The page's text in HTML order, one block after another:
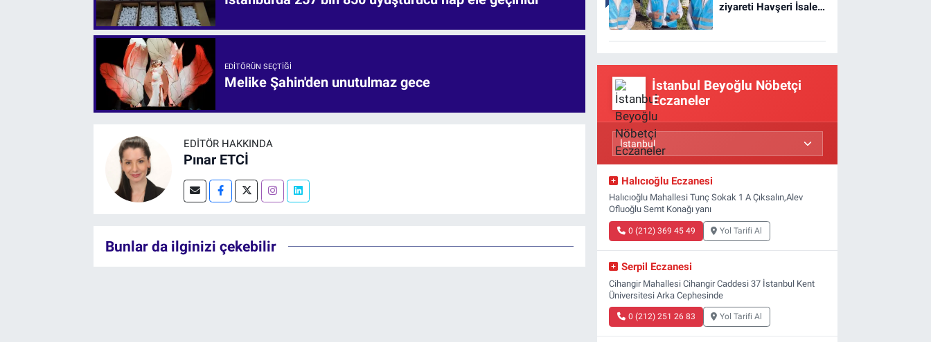
EDITÖRÜN SEÇTIĞI
Melike Şahin'den unutulmaz gece
EDITÖR HAKKINDA
Pınar ETCİ
Bunlar da ilginizi çekebilir
ziyareti Havşeri İsale
İstanbul Beyoğlu Nöbetçi
Eczaneler
Halıcıoğlu Eczanesi
Halıcıoğlu Mahallesi Tunç Sokak 1 A Çıksalın,Alev
Ofluoğlu Semt Konağı yanı
0 (212) 369 45 49 Yol Tarifi Al
Serpil Eczanesi
Cihangir Mahallesi Cihangir Caddesi 37 İstanbul Kent
Üniversitesi Arka Cephesinde
0 (212) 251 26 83 Yol Tarifi Al